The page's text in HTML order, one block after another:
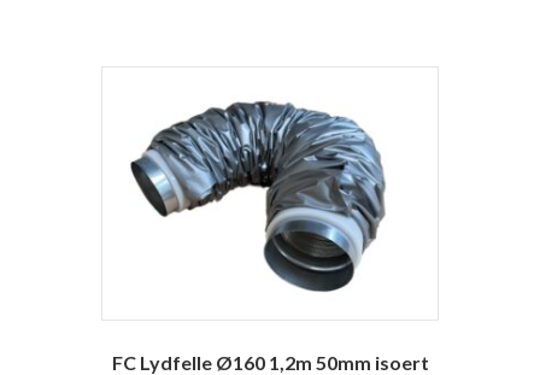
FC Lydfelle Ø160 1,2m 50mm isoert